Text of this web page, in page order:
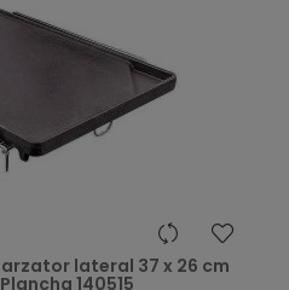
lateral 37 x 26 cm
140515